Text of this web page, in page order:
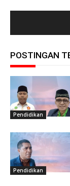
POSTINGAN
Pendidikan
Pendidikan